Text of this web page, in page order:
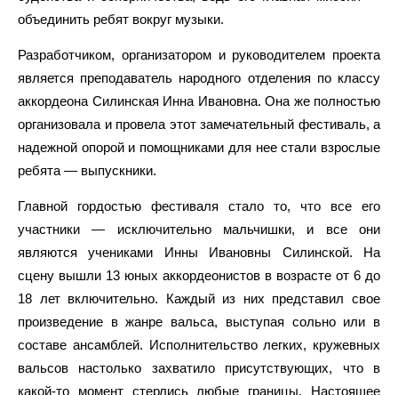
объединить ребят вокруг музыки.
Разработчиком, организатором и руководителем проекта
аккордеона Силинская Инна Ивановна. Она же полностью
организовала и провела этот замечательный фестиваль, а
надежной опорой и помощниками для нее стали взрослые
ребята — выпускники.
Главной гордостью фестиваля стало то, что все его
являются учениками Инны Ивановны Силинской. На
сцену вышли 13 юных аккордеонистов в возрасте от 6 до
18 лет включительно. Каждый из них представил свое
составе ансамблей. Исполнительство легких, кружевных
какой-то момент стерлись любые границы. Настоящее